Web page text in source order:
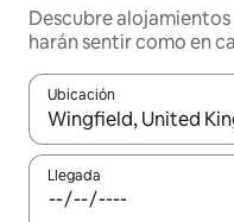
Descubre
harán sentir como en
Ubicación
Cuando los resultados
Llegada